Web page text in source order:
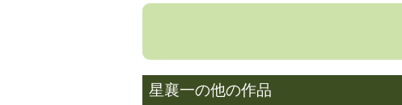
星襄一の他の作品